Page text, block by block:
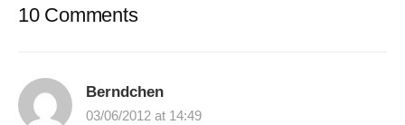
10 Comments
Berndchen
03/06/2012 at 14:49